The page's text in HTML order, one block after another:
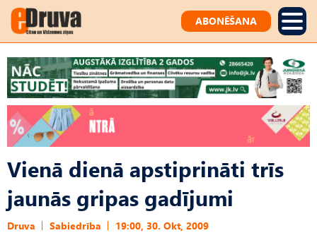
ABONĒŠANA
Vienā dienā apstiprināti trīs
jaunās gripas gadījumi
Druva Sabiedrība 19:00, 30. Okt, 2009